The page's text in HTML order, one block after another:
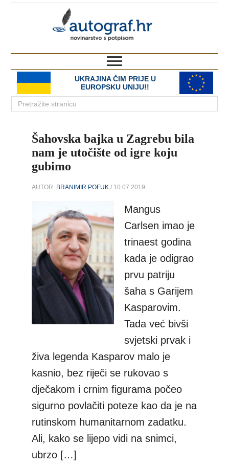
UKRAJINA ČIM PRIJE U
EUROPSKU UNIJU!!
Šahovska bajka u Zagrebu bila
nam je utočište od igre koju
gubimo
AUTOR: BRANIMIR POFUK / 10.07.2019.
Mangus
Carlsen imao je
trinaest godina
kada je odigrao
prvu patriju
šaha s Garijem
Kasparovim.
Tada već bivši
svjetski prvak i
živa legenda Kasparov malo je
kasnio, bez riječi se rukovao s
dječakom i crnim figurama počeo
sigurno povlačiti poteze kao da je na
rutinskom humanitarnom zadatku.
Ali, kako se lijepo vidi na snimci,
ubrzo […]